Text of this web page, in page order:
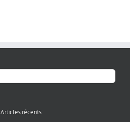
Articles récents